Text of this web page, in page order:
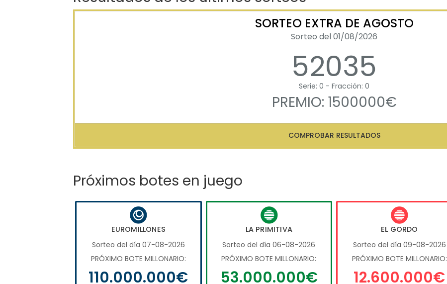
SORTEO EXTRA DE AGOSTO
Sorteo del 01/08/2026
52035
Serie: 0 - Fracción: 0
PREMIO: 1500000€
COMPROBAR RESULTADOS
Próximos botes en juego
EUROMILLONES
Sorteo del día 07-08-2026
PRÓXIMO BOTE MILLONARIO:
110.000.000€
LA PRIMITIVA
Sorteo del día 06-08-2026
PRÓXIMO BOTE MILLONARIO:
53.000.000€
EL GORDO
Sorteo del día 09-08-2026
PRÓXIMO BOTE MILLONARIO:
12.600.000€